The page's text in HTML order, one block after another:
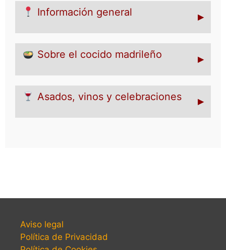
Información general ▸
Sobre el cocido madrileño ▸
Asados, vinos y celebraciones ▸
Aviso legal
Política de Privacidad